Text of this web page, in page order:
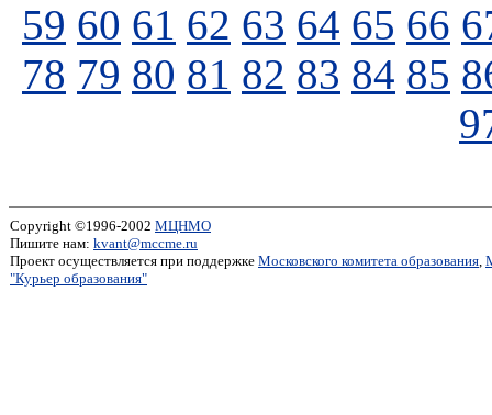
59 60 61 62 63 64 65 66
78 79 80 81 82 83 84 85
Copyright ©1996-2002 МЦНМО
Пишите нам: kvant@mccme.ru
Проект осуществляется при поддержке Московского комитета образования,
"Курьер образования"